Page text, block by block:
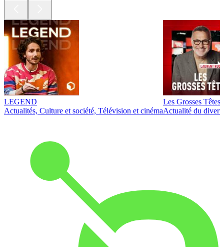
LEGEND
Actualités, Culture et société, Télévision et cinéma
Les Grosses Têtes
Actualité du